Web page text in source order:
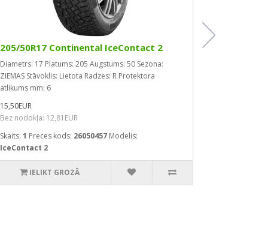
205/50R17 Continental IceContact 2
Diametrs: 17 Platums: 205 Augstums: 50 Sezona:
ZIEMAS Stāvoklis: Lietota Radzes: R Protektora
atlikums mm: 6
15,50EUR
Bez nodokļa: 12,81EUR
Skaits: 1 Preces kods: 26050457 Modelis:
IceContact 2
IELIKT GROZĀ